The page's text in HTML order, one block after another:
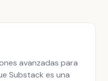
avanzadas para
Substack es una